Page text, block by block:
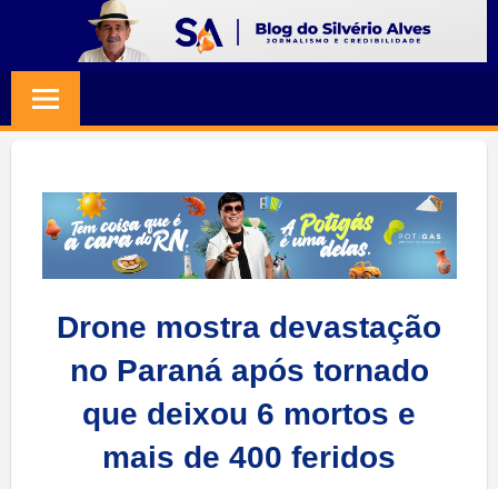
content
SILVERIO
ALVES
Jornalismo
Credibilidade
Drone mostra devastação
no Paraná após tornado
que deixou 6 mortos e
mais de 400 feridos